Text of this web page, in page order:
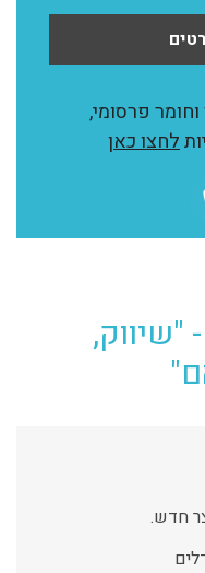
פרסומי,
לחצו כאן
"שיווק,
חדש.